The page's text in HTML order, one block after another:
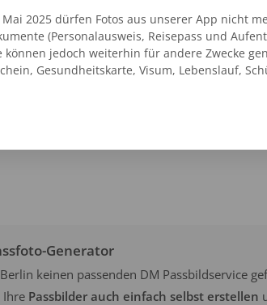
Generator
keinen passenden DM Passbildservice
Ihre Passbilder auch einfach selbst erstellen
Mai 2025 dürfen Fotos aus unserer App nicht
(Personalausweis, Reisepass und
können jedoch weiterhin für andere Zwecke
Gesundheitskarte, Visum, Lebenslauf,